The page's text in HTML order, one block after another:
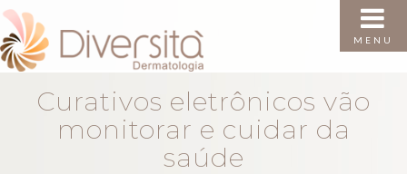
MENU
Curativos eletrônicos vão
monitorar e cuidar da
saúde